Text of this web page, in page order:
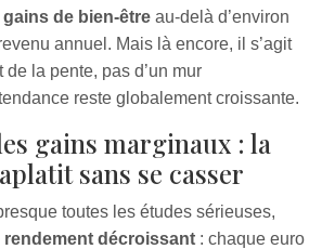
de bien‑être au‑delà d’environ
annuel. Mais là encore, il s’agit
de la pente, pas d’un mur
reste globalement croissante.
gains marginaux : la
sans se casser
toutes les études sérieuses,
rendement décroissant : chaque euro